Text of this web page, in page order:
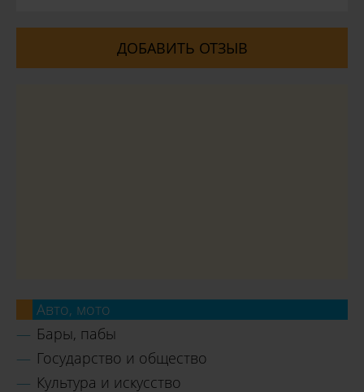
ДОБАВИТЬ ОТЗЫВ
Авто, мото
Бары, пабы
Государство и общество
Культура и искусство